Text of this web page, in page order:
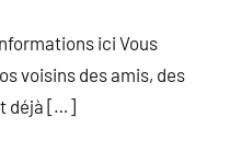
ici Vous
voisins des amis, des
déjà […]